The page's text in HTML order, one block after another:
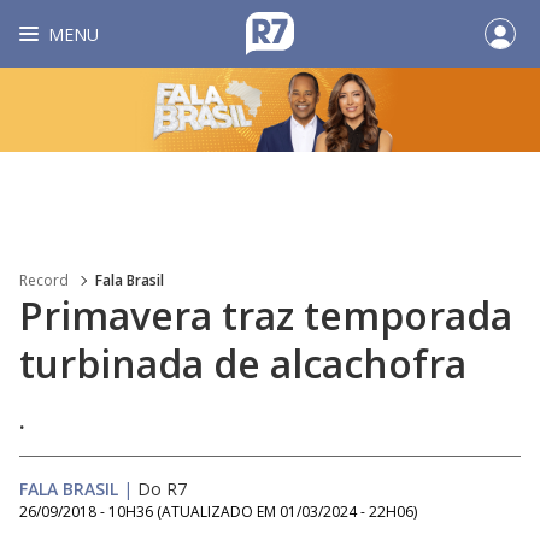
MENU
Record Fala Brasil
Primavera traz temporada
turbinada de alcachofra
.
FALA BRASIL | Do R7
26/09/2018 - 10H36 (ATUALIZADO EM 01/03/2024 - 22H06)